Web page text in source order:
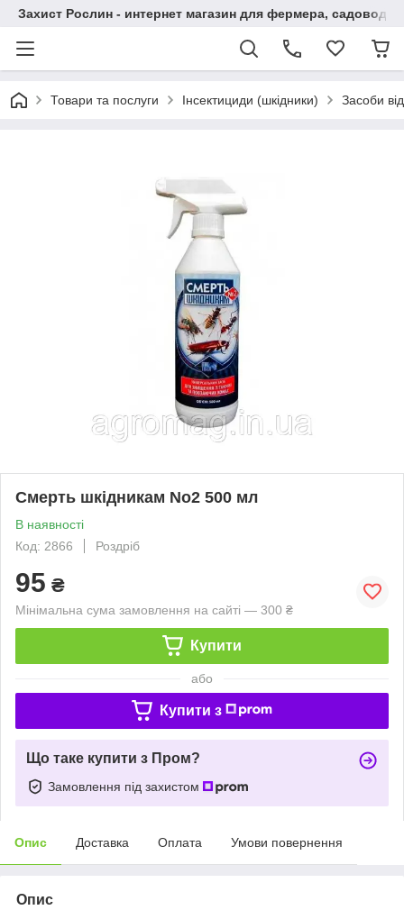
Захист Рослин - интернет магазин для фермера,
Товари та послуги Інсектициди (шкідники) Засоби
Смерть шкідникам No2 500 мл
В наявності
Код: 2866
Роздріб
95 ₴
Мінімальна сума замовлення на сайті — 300 ₴
Купити
або
Купити з
Що таке купити з Пром?
Замовлення під захистом
Опис Доставка Оплата Умови повернення
Опис